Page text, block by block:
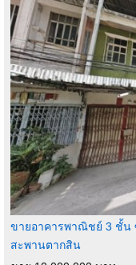
ขายอาคารพาณิชย์ 3 ชั้น
สะพานตากสิน